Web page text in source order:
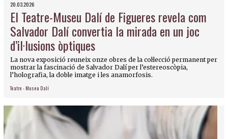
20.03.2026
El Teatre-Museu Dalí de Figueres revela com
Salvador Dalí convertia la mirada en un joc
d’il·lusions òptiques
La nova exposició reuneix onze obres de la col·lecció permanent per
mostrar la fascinació de Salvador Dalí per l’estereoscòpia,
l’holografia, la doble imatge i les anamorfosis.
Teatre - Museu Dalí